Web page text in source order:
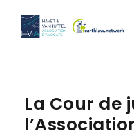
La Cour de